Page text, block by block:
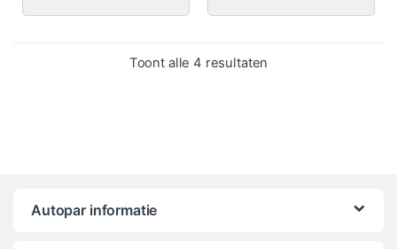
Toont alle 4 resultaten
Autopar informatie